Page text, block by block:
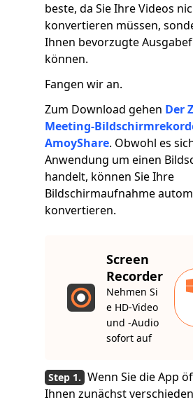
beste, da Sie Ihre Videos
konvertieren müssen,
Ihnen bevorzugte
können.
Fangen wir an.
Zum Download gehen Der
Meeting-
AmoyShare. Obwohl es
Anwendung um einen
handelt, können Sie Ihre
Bildschirmaufnahme
konvertieren.
Screen
Recorder
Nehmen Si
e HD-Video
und -Audio
sofort auf
Wenn Sie die App
Ihnen zunächst